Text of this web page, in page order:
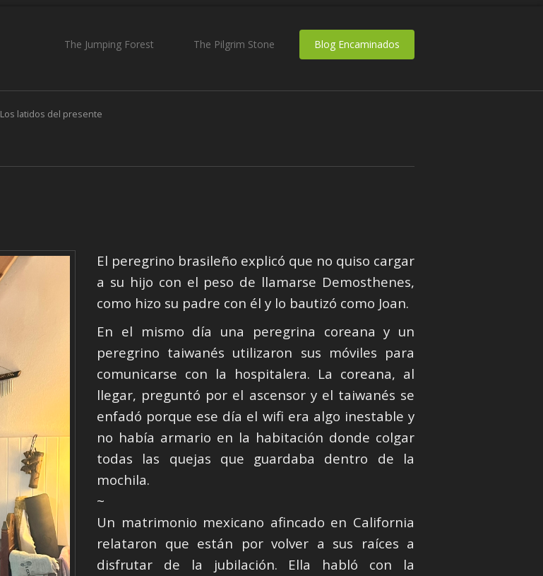
The Jumping Forest The Pilgrim Stone Blog Encaminados
Los latidos del presente
El peregrino brasileño explicó que no quiso cargar
a su hijo con el peso de llamarse Demosthenes,
como hizo su padre con él y lo bautizó como Joan.
En el mismo día una peregrina coreana y un
peregrino taiwanés utilizaron sus móviles para
comunicarse con la hospitalera. La coreana, al
llegar, preguntó por el ascensor y el taiwanés se
enfadó porque ese día el wifi era algo inestable y
no había armario en la habitación donde colgar
todas las quejas que guardaba dentro de la
mochila.
~
Un matrimonio mexicano afincado en California
relataron que están por volver a sus raíces a
disfrutar de la jubilación. Ella habló con la